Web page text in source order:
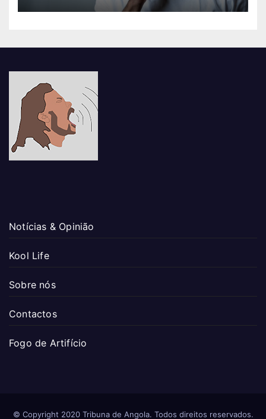
Notícias & Opinião
Kool Life
Sobre nós
Contactos
Fogo de Artifício
© Copyright 2020 Tribuna de Angola. Todos direitos reservados.